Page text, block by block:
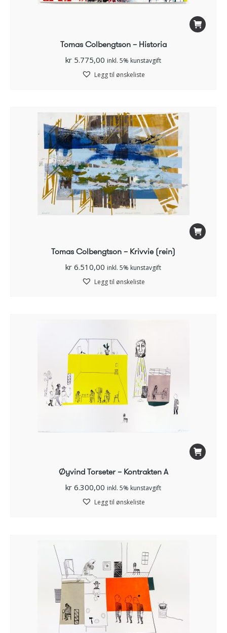
Tomas Colbengtson – Historia
kr 5.775,00 inkl. 5% kunstavgift
Legg til ønskeliste
Tomas Colbengtson – Krivvie (rein)
kr 6.510,00 inkl. 5% kunstavgift
Legg til ønskeliste
Øyvind Torseter – Kontrakten A
kr 6.300,00 inkl. 5% kunstavgift
Legg til ønskeliste